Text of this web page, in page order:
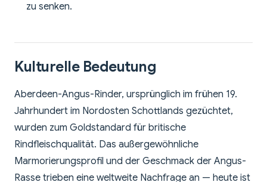
zu senken.
Kulturelle Bedeutung
Aberdeen-Angus-Rinder, ursprünglich im frühen 19.
Jahrhundert im Nordosten Schottlands gezüchtet,
wurden zum Goldstandard für britische
Rindfleischqualität. Das außergewöhnliche
Marmorierungsprofil und der Geschmack der Angus-
Rasse trieben eine weltweite Nachfrage an — heute ist